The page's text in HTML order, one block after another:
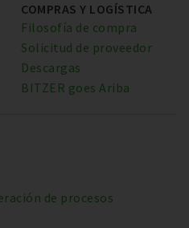
COMPRAS Y LOGÍSTICA
Filosofía de compra
Solicitud de proveedor
Descargas
BITZER goes Ariba
de procesos